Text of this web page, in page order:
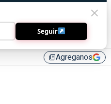
library_addAgreganos
Seguir